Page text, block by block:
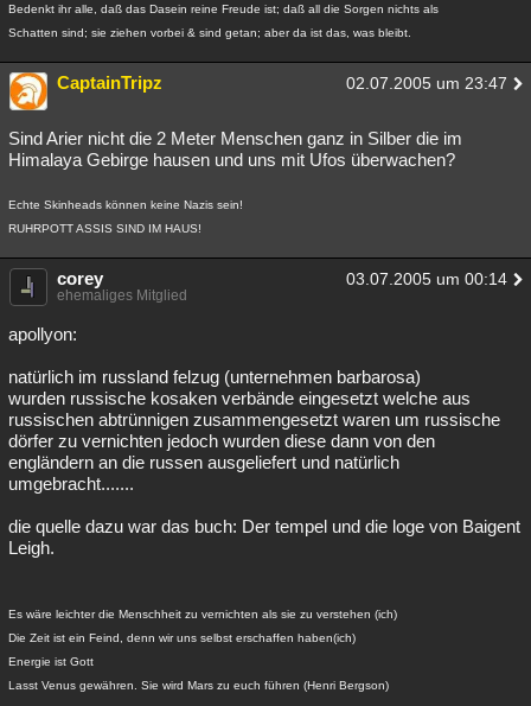
Bedenkt ihr alle, daß das Dasein reine Freude ist; daß all die Sorgen nichts als
Schatten sind; sie ziehen vorbei & sind getan; aber da ist das, was bleibt.
CaptainTripz 02.07.2005 um 23:47
Sind Arier nicht die 2 Meter Menschen ganz in Silber die im
Himalaya Gebirge hausen und uns mit Ufos überwachen?
Echte Skinheads können keine Nazis sein!
RUHRPOTT ASSIS SIND IM HAUS!
corey 03.07.2005 um 00:14
ehemaliges Mitglied
apollyon:
natürlich im russland felzug (unternehmen barbarosa)
wurden russische kosaken verbände eingesetzt welche aus
russischen abtrünnigen zusammengesetzt waren um russische
dörfer zu vernichten jedoch wurden diese dann von den
engländern an die russen ausgeliefert und natürlich
umgebracht.......
die quelle dazu war das buch: Der tempel und die loge von Baigent
Leigh.
Es wäre leichter die Menschheit zu vernichten als sie zu verstehen (ich)
Die Zeit ist ein Feind, denn wir uns selbst erschaffen haben(ich)
Energie ist Gott
Lasst Venus gewähren. Sie wird Mars zu euch führen (Henri Bergson)